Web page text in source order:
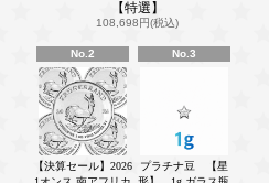
【特選】
108,698円(税込)
No.2
【決算セール】2026
No.3
プラチナ豆 【星